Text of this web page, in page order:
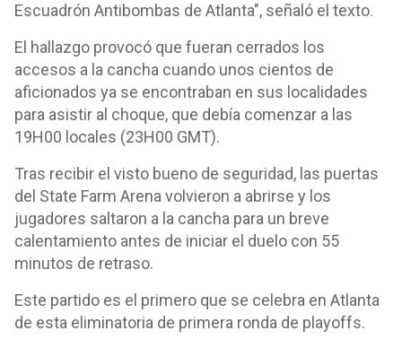
Escuadrón Antibombas de Atlanta", señaló el texto.
El hallazgo provocó que fueran cerrados los
accesos a la cancha cuando unos cientos de
aficionados ya se encontraban en sus localidades
para asistir al choque, que debía comenzar a las
19H00 locales (23H00 GMT).
Tras recibir el visto bueno de seguridad, las puertas
del State Farm Arena volvieron a abrirse y los
jugadores saltaron a la cancha para un breve
calentamiento antes de iniciar el duelo con 55
minutos de retraso.
Este partido es el primero que se celebra en Atlanta
de esta eliminatoria de primera ronda de playoffs.